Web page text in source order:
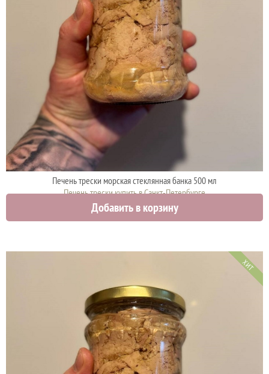
Печень трески морская стеклянная банка 500 мл
Печень трески купить в Санкт-Петербурге
1000 руб. 950 руб.
Добавить в корзину
ХИТ